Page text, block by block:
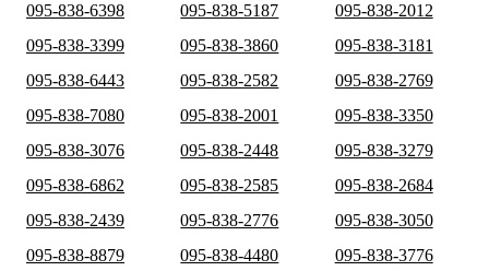
095-838-6398
095-838-5187
095-838-2012
095-838-3399
095-838-3860
095-838-3181
095-838-6443
095-838-2582
095-838-2769
095-838-7080
095-838-2001
095-838-3350
095-838-3076
095-838-2448
095-838-3279
095-838-6862
095-838-2585
095-838-2684
095-838-2439
095-838-2776
095-838-3050
095-838-8879
095-838-4480
095-838-3776